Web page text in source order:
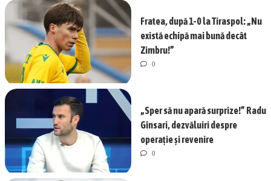
Fratea, după 1-0 la Tiraspol: „Nu
există echipă mai bună decât
Zimbru!”
0
„Sper să nu apară surprize!” Radu
Gînsari, dezvăluiri despre
operație și revenire
0